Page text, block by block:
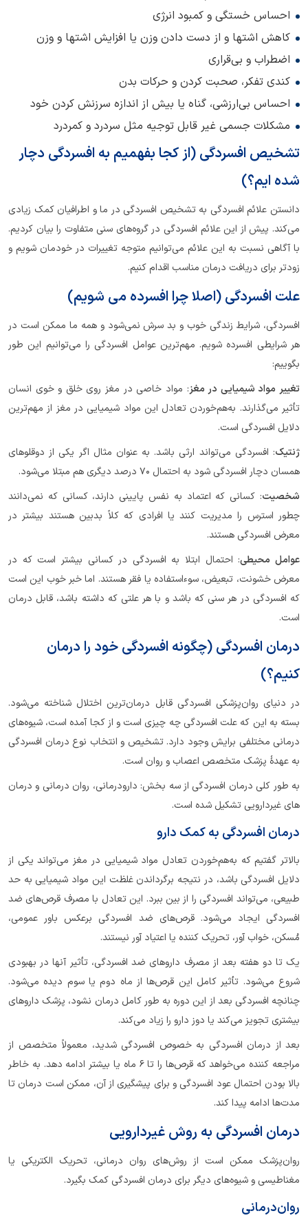
احساس خستگی و کمبود انرژی
کاهش اشتها و از دست دادن وزن یا افزایش اشتها و وزن
اضطراب و بی‌قراری
کندی تفکر، صحبت کردن و حرکات بدن
احساس بی‌ارزشی، گناه یا بیش از اندازه سرزنش کردن خود
مشکلات جسمی غیر قابل توجیه مثل سردرد و کمردرد
تشخیص افسردگی (از کجا بفهمیم به افسردگی دچار
شده ایم؟)
دانستن علائم افسردگی به تشخیص افسردگی در ما و اطرافیان کمک زیادی
می‌کند. پیش از این علائم افسردگی در گروه‌های سنی متفاوت را بیان کردیم.
با آگاهی نسبت به این علائم می‌توانیم متوجه تغییرات در خودمان شویم و
زودتر برای دریافت درمان مناسب اقدام کنیم.
علت افسردگی (اصلا چرا افسرده می شویم)
افسردگی، شرایط زندگی خوب و بد سرش نمی‌شود و همه ما ممکن است در
هر شرایطی افسرده شویم. مهم‌ترین عوامل افسردگی را می‌توانیم این طور
بگوییم:
تغییر مواد شیمیایی در مغز: مواد خاصی در مغز روی خلق و خوی انسان
تأثیر می‌گذارند. به‌هم‌خوردن تعادل این مواد شیمیایی در مغز از مهم‌ترین
دلایل افسردگی است.
ژنتیک: افسردگی می‌تواند ارثی باشد. به عنوان مثال اگر یکی از دوقلوهای
همسان دچار افسردگی شود به احتمال ۷۰ درصد دیگری هم مبتلا می‌شود.
شخصیت: کسانی که اعتماد به نفس پایینی دارند، کسانی که نمی‌دانند
چطور استرس را مدیریت کنند یا افرادی که کلاً بدبین هستند بیشتر در
معرض افسردگی هستند.
عوامل محیطی: احتمال ابتلا به افسردگی در کسانی بیشتر است که در
معرض خشونت، تبعیض، سوءاستفاده یا فقر هستند. اما خبر خوب این است
که افسردگی در هر سنی که باشد و با هر علتی که داشته باشد، قابل درمان
است.
درمان افسردگی (چگونه افسردگی خود را درمان
کنیم؟)
در دنیای روان‌پزشکی افسردگی قابل درمان‌ترین اختلال شناخته می‌شود.
بسته به این که علت افسردگی چه چیزی است و از کجا آمده است، شیوه‌های
درمانی مختلفی برایش وجود دارد. تشخیص و انتخاب نوع درمان افسردگی
به عهدۀ پزشک متخصص اعصاب و روان است.
به طور کلی درمان افسردگی از سه بخش: دارودرمانی، روان درمانی و درمان
های غیردارویی تشکیل شده است.
درمان افسردگی به کمک دارو
بالاتر گفتیم که به‌هم‌خوردن تعادل مواد شیمیایی در مغز می‌تواند یکی از
دلایل افسردگی باشد، در نتیجه برگرداندن غلظت این مواد شیمیایی به حد
طبیعی، می‌تواند افسردگی را از بین ببرد. این تعادل با مصرف قرص‌های ضد
افسردگی ایجاد می‌شود. قرص‌های ضد افسردگی برعکس باور عمومی،
مُسکن، خواب آور، تحریک کننده یا اعتیاد آور نیستند.
یک تا دو هفته بعد از مصرف داروهای ضد افسردگی، تأثیر آنها در بهبودی
شروع می‌شود. تأثیر کامل این قرص‌ها از ماه دوم یا سوم دیده می‌شود.
چنانچه افسردگی بعد از این دوره به طور کامل درمان نشود، پزشک داروهای
بیشتری تجویز می‌کند یا دوز دارو را زیاد می‌کند.
بعد از درمان افسردگی به‌ خصوص افسردگی شدید، معمولاً متخصص از
مراجعه کننده می‌خواهد که قرص‌ها را تا ۶ ماه یا بیشتر ادامه دهد. به خاطر
بالا بودن احتمال عود افسردگی و برای پیشگیری از آن، ممکن است درمان تا
مدت‌ها ادامه پیدا کند.
درمان افسردگی به روش غیردارویی
روان‌پزشک ممکن است از روش‌های روان درمانی، تحریک الکتریکی یا
مغناطیسی و شیوه‌های دیگر برای درمان افسردگی کمک بگیرد.
روان‌درمانی